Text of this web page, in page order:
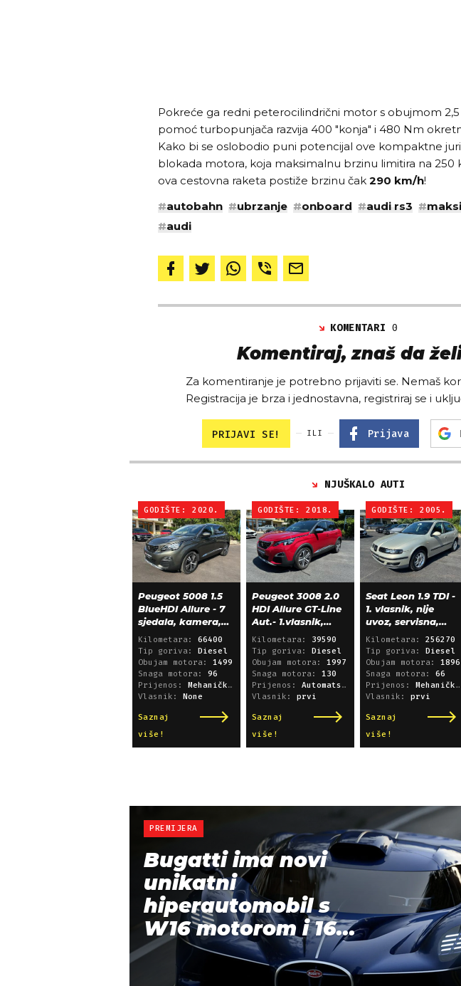
Pokreće ga redni peterocilindrični motor s obujmom 2,5
pomoć turbopunjača razvija 400 "konja" i 480 Nm
Kako bi se oslobodio puni potencijal ove kompaktne
blokada motora, koja maksimalnu brzinu limitira na 250
ova cestovna raketa postiže brzinu čak 290 km/h!
#autobahn #ubrzanje #onboard #audi rs3 #
#audi
KOMENTARI0
Komentiraj, znaš da
Za komentiranje je potrebno prijaviti se. Nemaš
Registracija je brza i jednostavna, registriraj se i
PRIJAVI SE! ILI Prijava
NJUŠKALO AUTI
GODIŠTE: 2020.
Peugeot 5008 1.5
BlueHDI Allure - 7
sjedala, kamera,
alu 18, 66.000 km
Kilometara: 66400
Tip goriva: Diesel
Obujam motora: 1499
Snaga motora: 96
Prijenos: Mehanički mjenjač
Vlasnik: None
Saznaj
više!
GODIŠTE: 2018.
Peugeot 3008 2.0
HDI Allure GT-Line
Aut.- 1.vlasnik,
39.600 km!
Kilometara: 39590
Tip goriva: Diesel
Obujam motora: 1997
Snaga motora: 130
Prijenos: Automatski sekvencijski
Vlasnik: prvi
Saznaj
više!
GODIŠTE: 2005.
Seat Leon 1.9 TDI -
1. vlasnik, nije
uvoz, servisna,
klima, alu 15"
Kilometara: 256270
Tip goriva: Diesel
Obujam motora: 1896
Snaga motora: 66
Prijenos: Mehanički mjenjač
Vlasnik: prvi
Saznaj
više!
PREMIJERA
Bugatti ima novi
unikatni
hiperautomobil s
W16 motorom i 16...